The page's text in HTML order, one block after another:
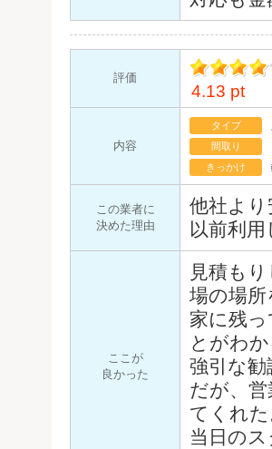
評価
イント
4.13 pt
内容
タイプ
間取り
きっかけ
この業者に
決めた理由
他社よ
以前利
ここが
良かった
見積も
場の場
家に残
とがわ
強引な
だが、
てくれ
当日の